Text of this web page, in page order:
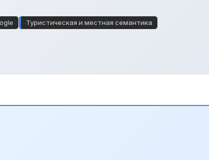
Туристическая и местная семантика